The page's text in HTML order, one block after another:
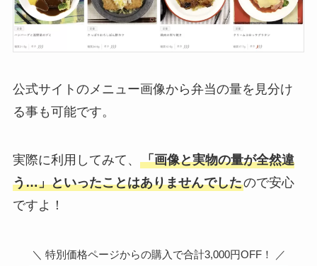
公式サイトのメニュー画像から弁当の量を見分け
る事も可能です。
実際に利用してみて、 「画像と実物の量が全然違
う…」といったことはありませんでしたので安心
ですよ！
＼ 特別価格ページからの購入で合計3,000円OFF！ ／